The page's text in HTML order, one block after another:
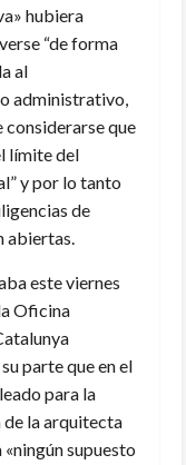
hubiera
“de forma
al
administrativo,
considerarse que
límite del
y por lo tanto
de
abiertas.
este viernes
Oficina
parte que en el
para la
la arquitecta
«ningún supuesto